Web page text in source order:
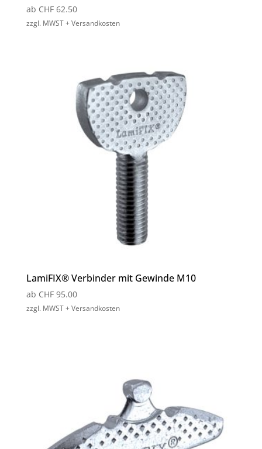
ab CHF62.50
zzgl. MWST + Versandkosten
LamiFIX® Verbinder mit Gewinde M10
ab CHF95.00
zzgl. MWST + Versandkosten